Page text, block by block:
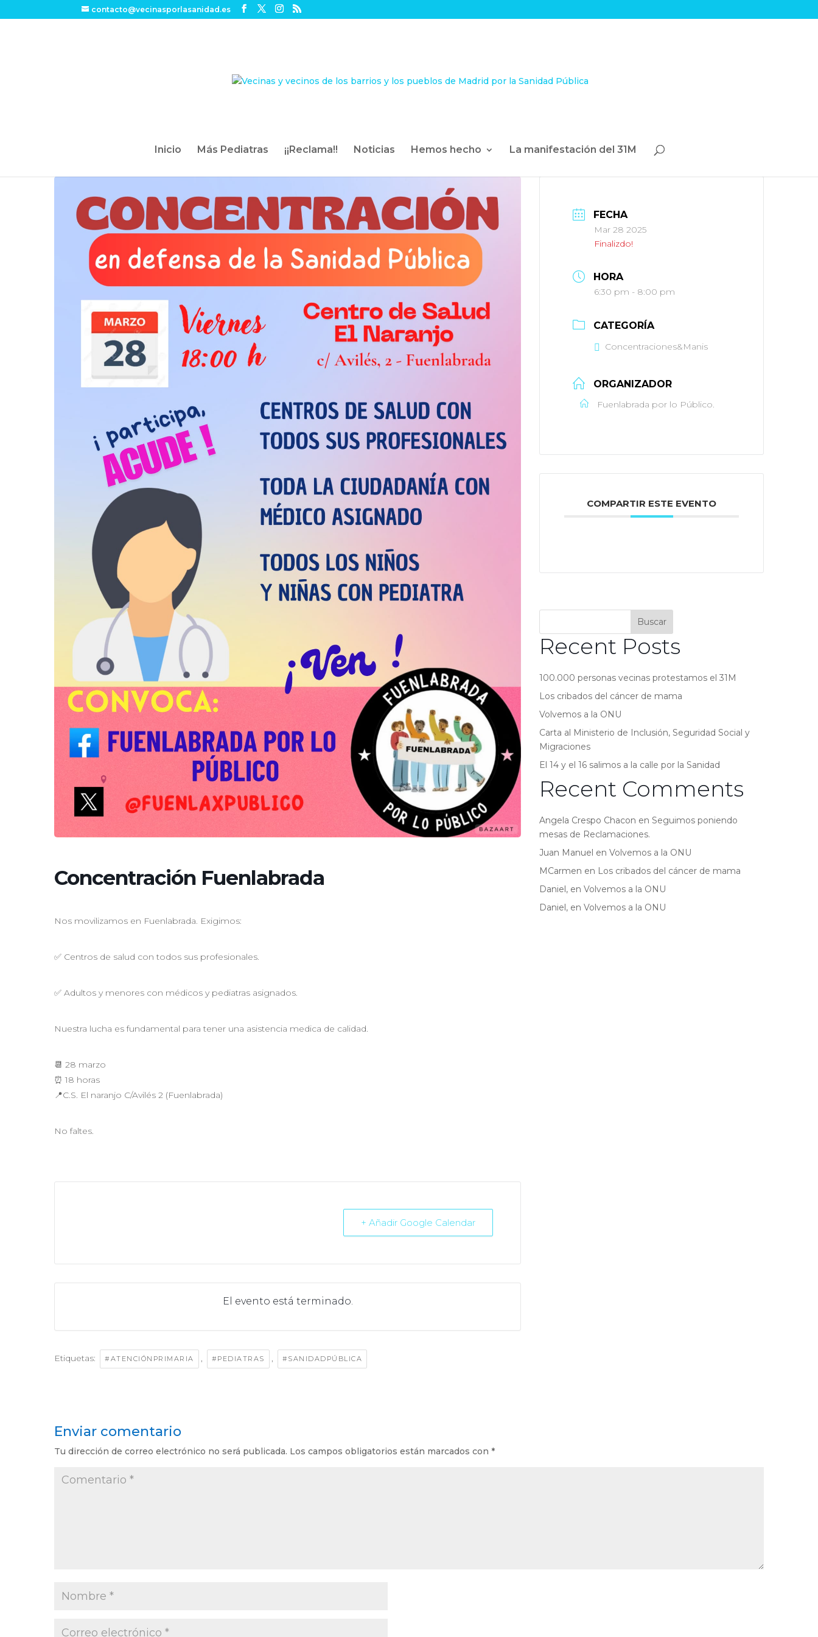
contacto@vecinasporlasanidad.es
Inicio Más Pediatras ¡¡Reclama!! Noticias Hemos hecho La manifestación del 31M
Concentración Fuenlabrada
Nos movilizamos en Fuenlabrada. Exigimos:
✅ Centros de salud con todos sus profesionales.
✅ Adultos y menores con médicos y pediatras asignados.
Nuestra lucha es fundamental para tener una asistencia medica de calidad.
📆 28 marzo
⏰ 18 horas
📍C.S. El naranjo C/Avilés 2 (Fuenlabrada)
No faltes.
+ Añadir Google Calendar
El evento está terminado.
Etiquetas: #ATENCIÓNPRIMARIA , #PEDIATRAS , #SANIDADPÚBLICA
FECHA
Mar 28 2025
Finalizdo!
HORA
6:30 pm - 8:00 pm
CATEGORÍA
Concentraciones&Manis
ORGANIZADOR
Fuenlabrada por lo Público.
COMPARTIR ESTE EVENTO
Buscar
Recent Posts
100.000 personas vecinas protestamos el 31M
Los cribados del cáncer de mama
Volvemos a la ONU
Carta al Ministerio de Inclusión, Seguridad Social y
Migraciones
El 14 y el 16 salimos a la calle por la Sanidad
Recent Comments
Angela Crespo Chacon enSeguimos poniendo
mesas de Reclamaciones.
Juan Manuel enVolvemos a la ONU
MCarmen en Los cribados del cáncer de mama
Daniel, enVolvemos a la ONU
Daniel, enVolvemos a la ONU
Enviar comentario
Tu dirección de correo electrónico no será publicada. Los campos obligatorios están marcados con *